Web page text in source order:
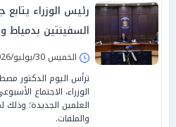
رئيس الوزراء
السفينتين بدمياط
بالميناءالخميس 30/يوليو/2026 - 04:23 م
ترأس اليوم الدكتور
الوزراء، الاجتماع
العلمين الجديدة؛
والملفات.